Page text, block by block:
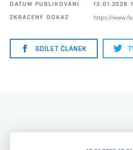
DATUM PUBLIKOVÁNÍ
13.01.2026
ZKRÁCENÝ ODKAZ
https://
SDÍLET ČLÁNEK